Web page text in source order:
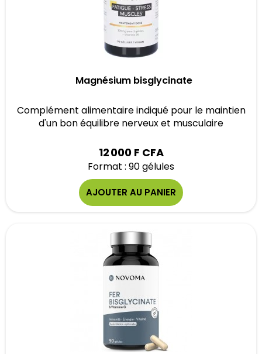
Magnésium bisglycinate
Complément alimentaire indiqué pour le maintien
d'un bon équilibre nerveux et musculaire
12 000 F CFA
Format : 90 gélules
AJOUTER AU PANIER